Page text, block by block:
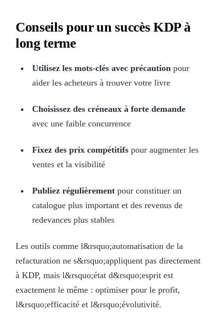
Conseils pour un succès KDP à
long terme
Utilisez les mots-clés avec précaution pour
aider les acheteurs à trouver votre livre
Choisissez des créneaux à forte demande
avec une faible concurrence
Fixez des prix compétitifspour augmenter les
ventes et la visibilité
Publiez régulièrementpour constituer un
catalogue plus important et des revenus de
redevances plus stables
Les outils comme l&rsquo;automatisation de la
refacturation ne s&rsquo;appliquent pas directement
à KDP, mais l&rsquo;état d&rsquo;esprit est
exactement le même : optimiser pour le profit,
l&rsquo;efficacité et l&rsquo;évolutivité.